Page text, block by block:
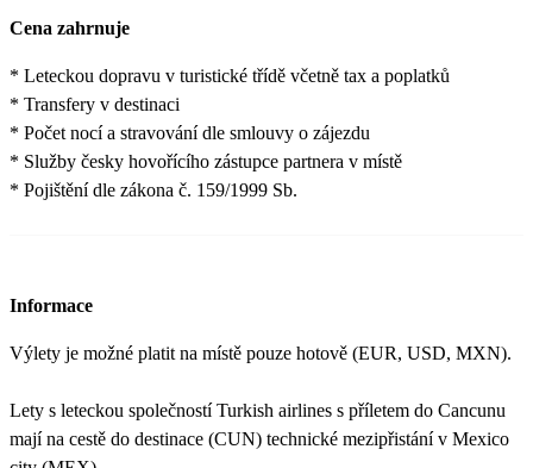
Cena zahrnuje
* Leteckou dopravu v turistické třídě včetně tax a poplatků
* Transfery v destinaci
* Počet nocí a stravování dle smlouvy o zájezdu
* Služby česky hovořícího zástupce partnera v místě
* Pojištění dle zákona č. 159/1999 Sb.
Informace
Výlety je možné platit na místě pouze hotově (EUR, USD, MXN).
Lety s leteckou společností Turkish airlines s příletem do Cancunu
mají na cestě do destinace (CUN) technické mezipřistání v Mexico